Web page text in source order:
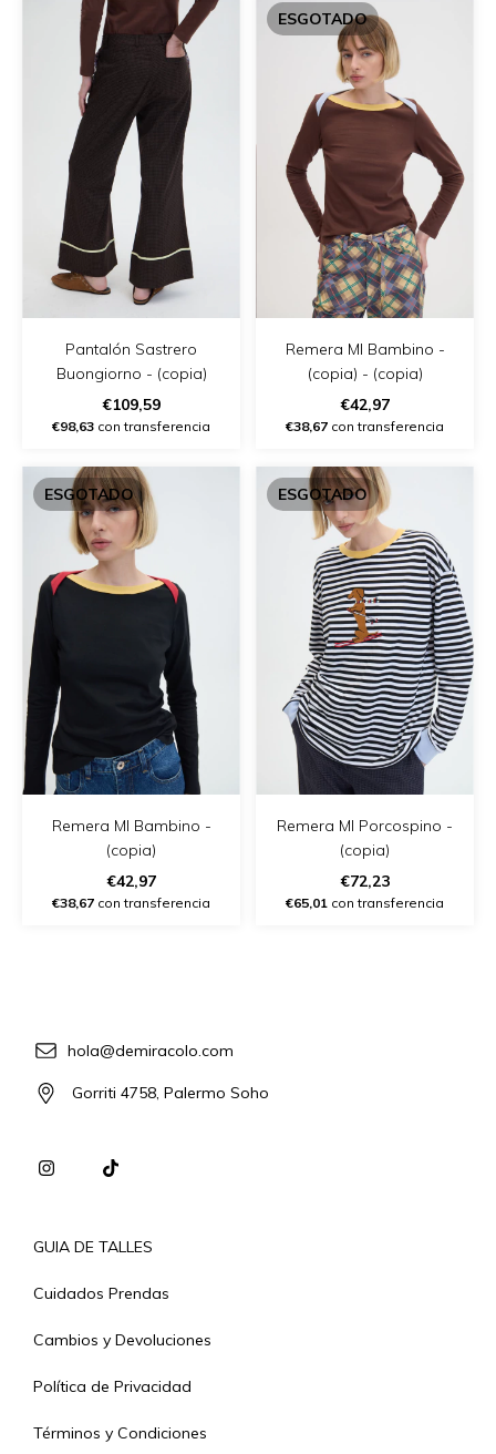
Pantalón Sastrero
Buongiorno - (copia)
€109,59
€98,63 con transferencia
ESGOTADO
Remera Ml Bambino -
(copia) - (copia)
€42,97
€38,67 con transferencia
ESGOTADO
Remera Ml Bambino -
(copia)
€42,97
€38,67 con transferencia
ESGOTADO
Remera Ml Porcospino -
(copia)
€72,23
€65,01 con transferencia
hola@demiracolo.com
Gorriti 4758, Palermo Soho
GUIA DE TALLES
Cuidados Prendas
Cambios y Devoluciones
Política de Privacidad
Términos y Condiciones